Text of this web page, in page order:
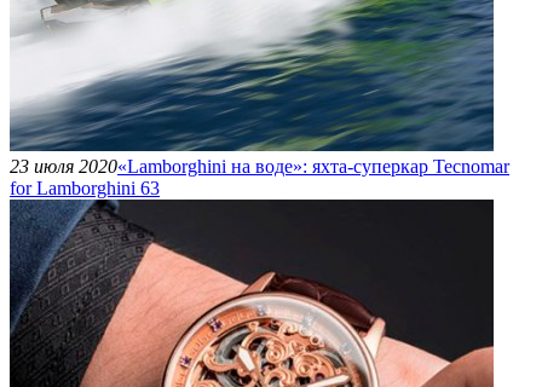
23 июля 2020«Lamborghini на воде»: яхта-суперкар Tecnomar
for Lamborghini 63